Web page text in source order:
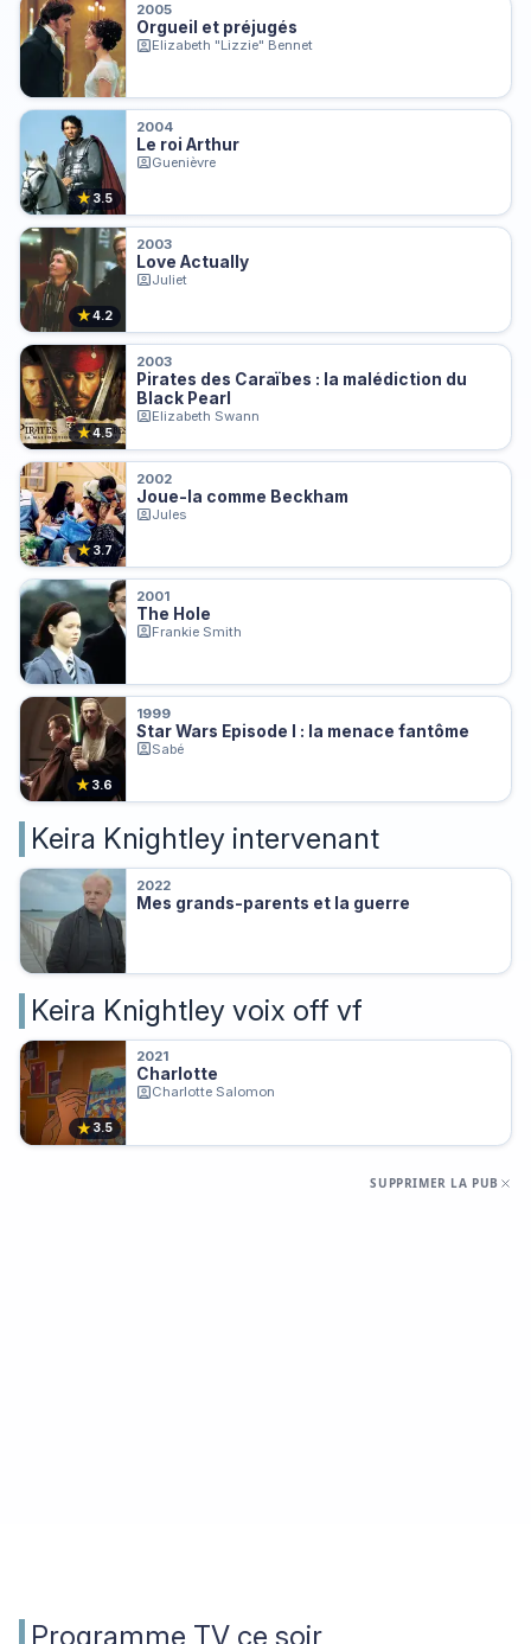
2005
Orgueil et préjugés
Elizabeth "Lizzie" Bennet
★3.5
2004
Le roi Arthur
Guenièvre
★4.2
2003
Love Actually
Juliet
★4.5
2003
Pirates des Caraïbes : la malédiction du
Black Pearl
Elizabeth Swann
★3.7
2002
Joue-la comme Beckham
Jules
2001
The Hole
Frankie Smith
★ 3.6
1999
Star Wars Episode I : la menace fantôme
Sabé
Keira Knightley intervenant
2022
Mes grands-parents et la guerre
Keira Knightley voix off vf
★3.5
2021
Charlotte
Charlotte Salomon
SUPPRIMER LA PUB
Programme TV ce soir